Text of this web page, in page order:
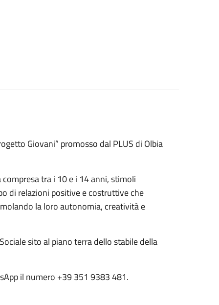
Giovani” promosso dal PLUS di Olbia
tra i 10 e i 14 anni, stimoli
di relazioni positive e costruttive che
la loro autonomia, creatività e
sito al piano terra dello stabile della
il numero +39 351 9383 481.